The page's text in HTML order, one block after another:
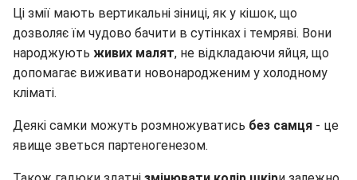
Ці змії мають вертикальні зіниці, як у кішок, що
дозволяє їм чудово бачити в сутінках і темряві. Вони
народжують живих малят, не відкладаючи яйця, що
допомагає виживати новонародженим у холодному
кліматі.
Деякі самки можуть розмножуватись без самця - це
явище зветься партеногенезом.